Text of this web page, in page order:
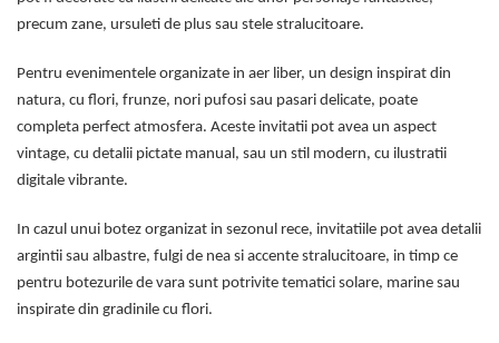
precum zane, ursuleti de plus sau stele stralucitoare.
Pentru evenimentele organizate in aer liber, un design inspirat din
natura, cu flori, frunze, nori pufosi sau pasari delicate, poate
completa perfect atmosfera. Aceste invitatii pot avea un aspect
vintage, cu detalii pictate manual, sau un stil modern, cu ilustratii
digitale vibrante.
In cazul unui botez organizat in sezonul rece, invitatiile pot avea detalii
argintii sau albastre, fulgi de nea si accente stralucitoare, in timp ce
pentru botezurile de vara sunt potrivite tematici solare, marine sau
inspirate din gradinile cu flori.